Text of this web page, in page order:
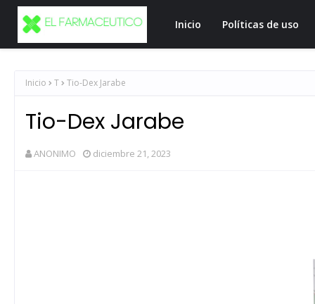
Inicio Políticas de uso
Inicio T Tio-Dex Jarabe
Tio-Dex Jarabe
ANONIMO diciembre 21, 2023